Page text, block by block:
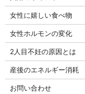
女性に嬉しい食べ物
女性ホルモンの変化
2人目不妊の原因とは
産後のエネルギー消耗
お問い合わせ